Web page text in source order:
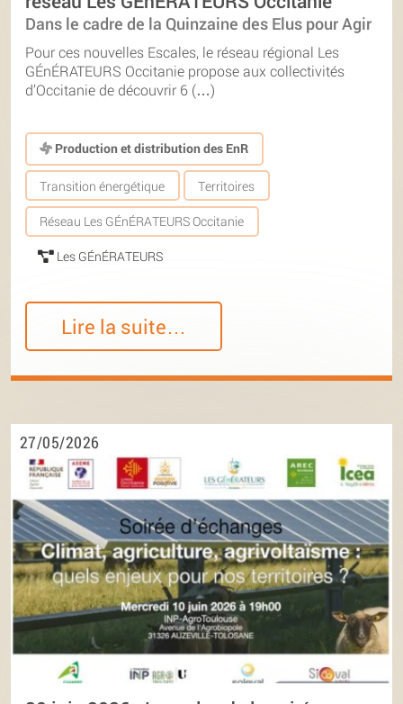
Dans le cadre de la Quinzaine des Elus pour Agir
Pour ces nouvelles Escales, le réseau régional Les
GÉnÉRATEURS Occitanie propose aux collectivités
d’Occitanie de découvrir 6 (…)
Production et distribution des EnR
Transition énergétique Territoires
Réseau Les GÉnÉRATEURS Occitanie
Les GÉnÉRATEURS
Lire la suite…
27/05/2026